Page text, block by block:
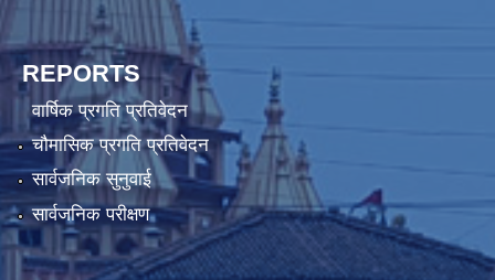
REPORTS
वार्षिक प्रगति प्रतिवेदन
चौमासिक प्रगति प्रतिवेदन
सार्वजनिक सुनुवाई
सार्वजनिक परीक्षण